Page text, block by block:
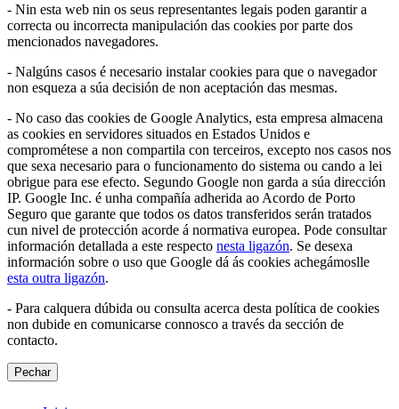
- Nin esta web nin os seus representantes legais poden garantir a
correcta ou incorrecta manipulación das cookies por parte dos
mencionados navegadores.
- Nalgúns casos é necesario instalar cookies para que o navegador
non esqueza a súa decisión de non aceptación das mesmas.
- No caso das cookies de Google Analytics, esta empresa almacena
as cookies en servidores situados en Estados Unidos e
comprométese a non compartila con terceiros, excepto nos casos nos
que sexa necesario para o funcionamento do sistema ou cando a lei
obrigue para ese efecto. Segundo Google non garda a súa dirección
IP. Google Inc. é unha compañía adherida ao Acordo de Porto
Seguro que garante que todos os datos transferidos serán tratados
cun nivel de protección acorde á normativa europea. Pode consultar
información detallada a este respecto nesta ligazón. Se desexa
información sobre o uso que Google dá ás cookies achegámoslle
esta outra ligazón.
- Para calquera dúbida ou consulta acerca desta política de cookies
non dubide en comunicarse connosco a través da sección de
contacto.
Pechar